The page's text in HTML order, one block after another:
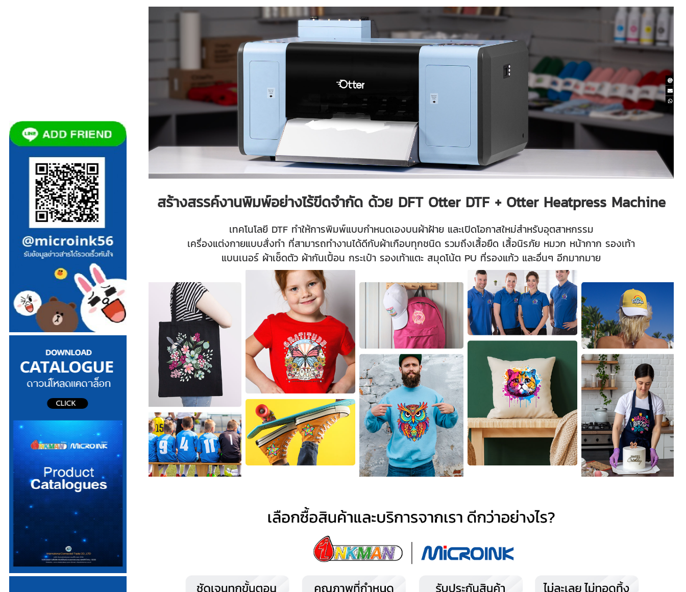
สร้างสรรค์งานพิมพ์อย่างไร้ขีดจำกัด ด้วย DFT Otter DTF + Otter Heatpress Machine
เทคโนโลยี DTF ทำให้การพิมพ์แบบกำหนดเองบนผ้าฝ้าย และเปิดโอกาสใหม่สำหรับอุตสาหกรรม
เครื่องแต่งกายแบบสั่งทำ ที่สามารถทำงานได้ดีกับผ้าเกือบทุกชนิด รวมถึงเสื้อยืด เสื้อนิรภัย หมวก หน้ากาก รองเท้า
แบนเนอร์ ผ้าเช็ดตัว ผ้ากันเปื้อน กระเป๋า รองเท้าแตะ สมุดโน้ต PU ที่รองแก้ว และอื่นๆ อีกมากมาย